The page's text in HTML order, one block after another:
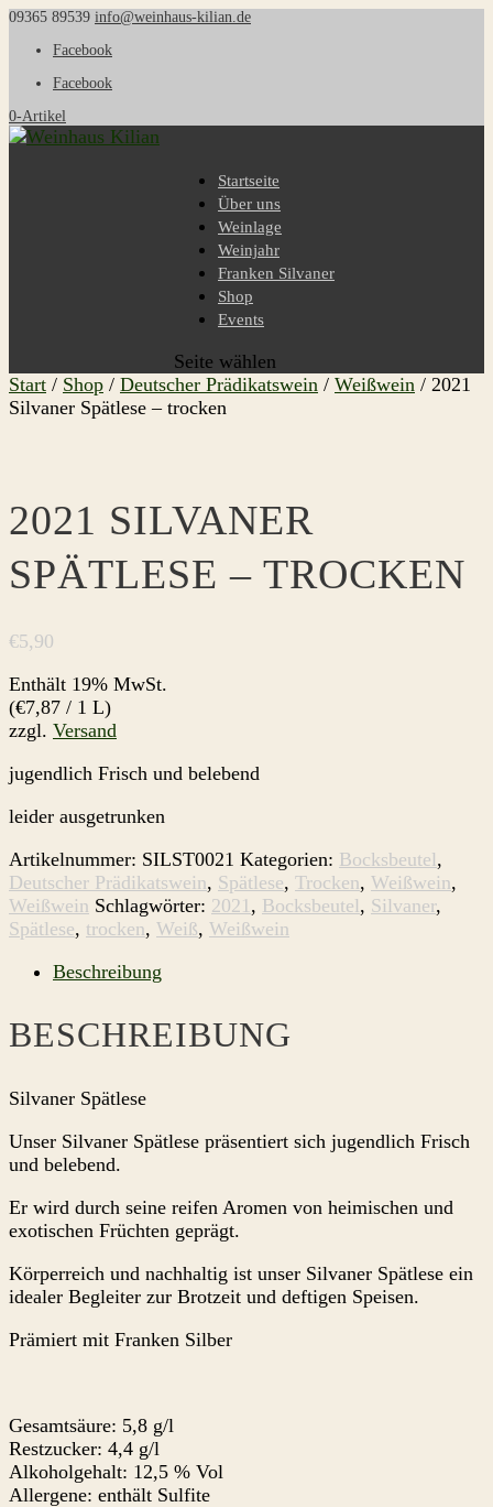
09365 89539 info@weinhaus-kilian.de
Facebook
Facebook
0-Artikel
Startseite
Über uns
Weinlage
Weinjahr
Franken Silvaner
Shop
Events
Seite wählen
Start / Shop / Deutscher Prädikatswein / Weißwein / 2021
Silvaner Spätlese – trocken
2021 SILVANER
SPÄTLESE – TROCKEN
€5,90
Enthält 19% MwSt.
(€7,87 / 1 L)
zzgl. Versand
jugendlich Frisch und belebend
leider ausgetrunken
Artikelnummer: SILST0021 Kategorien: Bocksbeutel,
Deutscher Prädikatswein, Spätlese, Trocken, Weißwein,
Weißwein Schlagwörter: 2021 , Bocksbeutel, Silvaner,
Spätlese, trocken, Weiß, Weißwein
Beschreibung
BESCHREIBUNG
Silvaner Spätlese
Unser Silvaner Spätlese präsentiert sich jugendlich Frisch
und belebend.
Er wird durch seine reifen Aromen von heimischen und
exotischen Früchten geprägt.
Körperreich und nachhaltig ist unser Silvaner Spätlese ein
idealer Begleiter zur Brotzeit und deftigen Speisen.
Prämiert mit Franken Silber
Gesamtsäure: 5,8 g/l
Restzucker: 4,4 g/l
Alkoholgehalt: 12,5 % Vol
Allergene: enthält Sulfite